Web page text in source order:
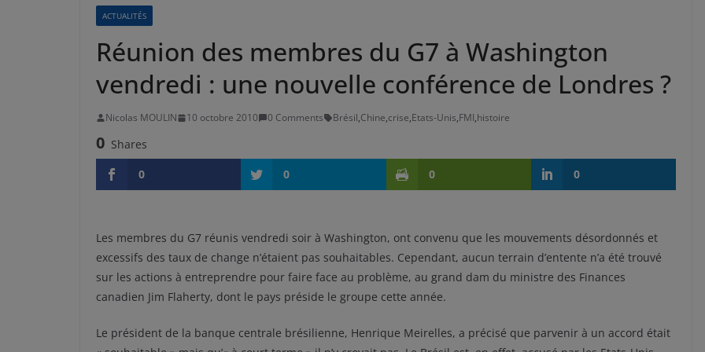
ACTUALITÉS
Réunion des membres du G7 à Washington
vendredi : une nouvelle conférence de Londres ?
Nicolas MOULIN 10 octobre 2010 0 Comments Brésil,Chine,crise,Etats-Unis,FMI,histoire
0 Shares
0
0 0 0
Les membres du G7 réunis vendredi soir à Washington, ont convenu que les mouvements désordonnés et
excessifs des taux de change n’étaient pas souhaitables. Cependant, aucun terrain d’entente n’a été trouvé
sur les actions à entreprendre pour faire face au problème, au grand dam du ministre des Finances
canadien Jim Flaherty, dont le pays préside le groupe cette année.
Le président de la banque centrale brésilienne, Henrique Meirelles, a précisé que parvenir à un accord était